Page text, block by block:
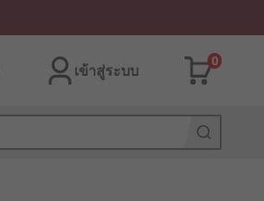
เข้าสู่ระบบ
0